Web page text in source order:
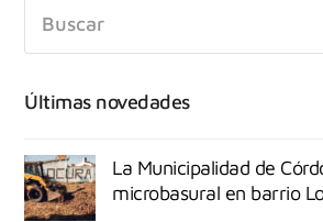
Últimas novedades
La Municipalidad de
microbasural en barrio